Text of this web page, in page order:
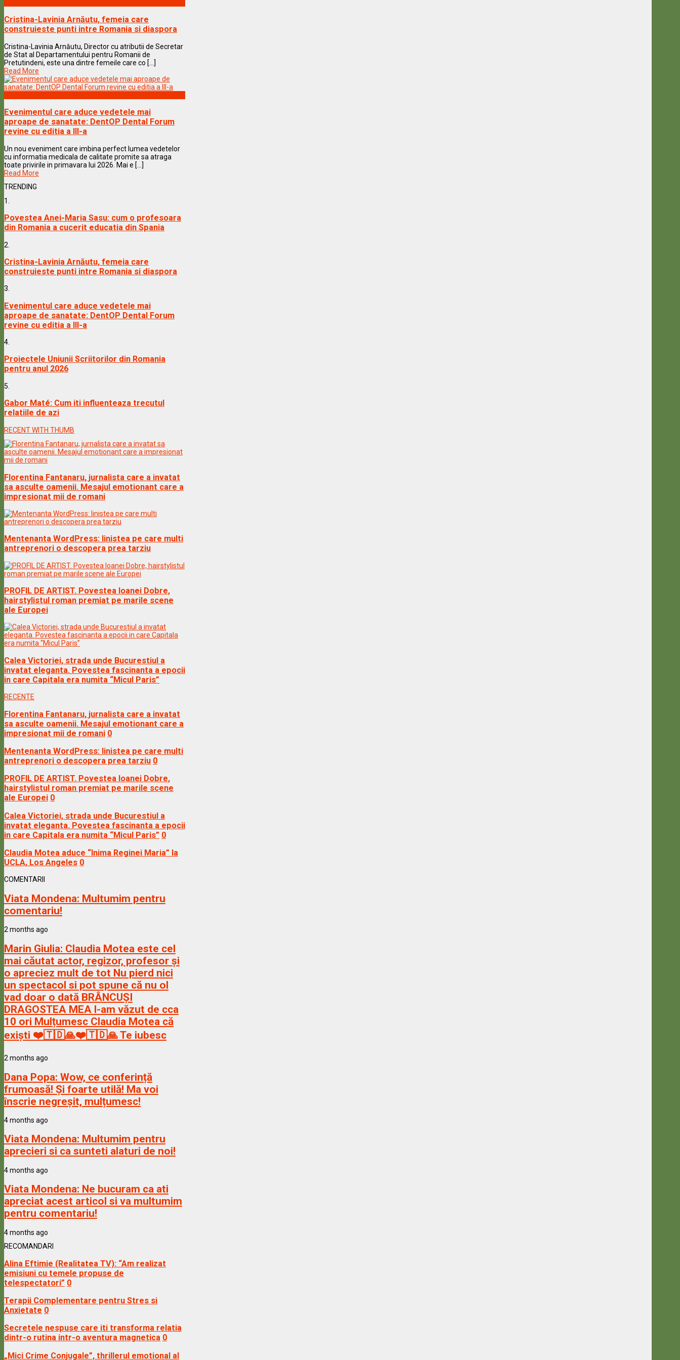
Cristina-Lavinia Arnăutu, femeia care
construieste punti intre Romania si diaspora
Cristina-Lavinia Arnăutu, Director cu atributii de Secretar
de Stat al Departamentului pentru Romanii de
Pretutindeni, este una dintre femeile care co [...]
Read More
Evenimentul care aduce vedetele mai
aproape de sanatate: DentOP Dental Forum
revine cu editia a III-a
Un nou eveniment care imbina perfect lumea vedetelor
cu informatia medicala de calitate promite sa atraga
toate privirile in primavara lui 2026. Mai e [...]
Read More
TRENDING
1.
Povestea Anei-Maria Sasu: cum o profesoara
din Romania a cucerit educatia din Spania
2.
Cristina-Lavinia Arnăutu, femeia care
construieste punti intre Romania si diaspora
3.
Evenimentul care aduce vedetele mai
aproape de sanatate: DentOP Dental Forum
revine cu editia a III-a
4.
Proiectele Uniunii Scriitorilor din Romania
pentru anul 2026
5.
Gabor Maté: Cum iti influenteaza trecutul
relatiile de azi
RECENT WITH THUMB
Florentina Fantanaru, jurnalista care a invatat
sa asculte oamenii. Mesajul emotionant care a
impresionat mii de romani
Mentenanta WordPress: linistea pe care multi
antreprenori o descopera prea tarziu
PROFIL DE ARTIST. Povestea Ioanei Dobre,
hairstylistul roman premiat pe marile scene
ale Europei
Calea Victoriei, strada unde Bucurestiul a
invatat eleganta. Povestea fascinanta a epocii
in care Capitala era numita “Micul Paris”
RECENTE
Florentina Fantanaru, jurnalista care a invatat
sa asculte oamenii. Mesajul emotionant care a
impresionat mii de romani 0
Mentenanta WordPress: linistea pe care multi
antreprenori o descopera prea tarziu 0
PROFIL DE ARTIST. Povestea Ioanei Dobre,
hairstylistul roman premiat pe marile scene
ale Europei 0
Calea Victoriei, strada unde Bucurestiul a
invatat eleganta. Povestea fascinanta a epocii
in care Capitala era numita “Micul Paris” 0
Claudia Motea aduce “Inima Reginei Maria” la
UCLA, Los Angeles 0
COMENTARII
Viata Mondena: Multumim pentru
comentariu!
2 months ago
Marin Giulia: Claudia Motea este cel
mai căutat actor, regizor, profesor și
o apreciez mult de tot Nu pierd nici
un spectacol si pot spune că nu ol
vad doar o dată BRÂNCUȘI
DRAGOSTEA MEA l-am văzut de cca
10 ori Mulțumesc Claudia Motea că
exiști ❤️🇹🇩🙏❤️🇹🇩🙏 Te iubesc
2 months ago
Dana Popa: Wow, ce conferință
frumoasă! Și foarte utilă! Ma voi
înscrie negreșit, mulțumesc!
4 months ago
Viata Mondena: Multumim pentru
aprecieri si ca sunteti alaturi de noi!
4 months ago
Viata Mondena: Ne bucuram ca ati
apreciat acest articol si va multumim
pentru comentariu!
4 months ago
RECOMANDARI
Alina Eftimie (Realitatea TV): “Am realizat
emisiuni cu temele propuse de
telespectatori” 0
Terapii Complementare pentru Stres si
Anxietate 0
Secretele nespuse care iti transforma relatia
dintr-o rutina intr-o aventura magnetica 0
„Mici Crime Conjugale”, thrillerul emotional al